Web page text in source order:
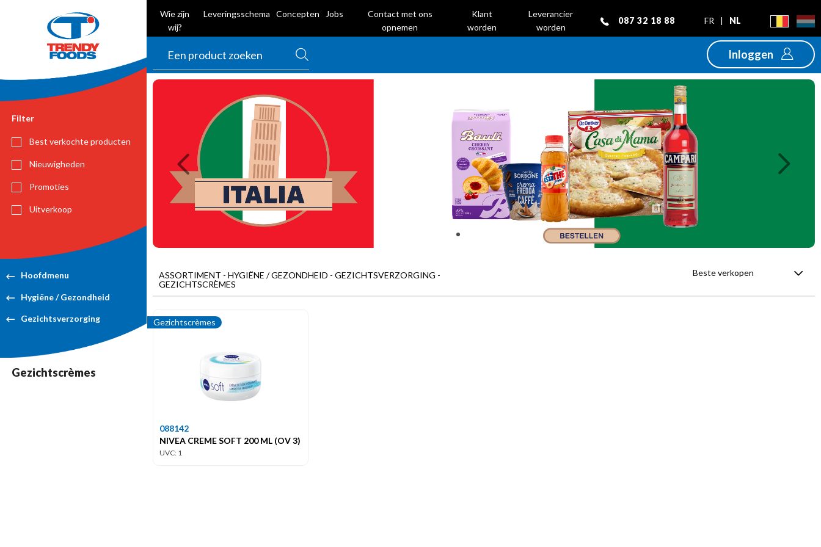
Wie zijn
wij?
Leveringsschema Concepten Jobs
Contact met ons
opnemen
Klant
worden
Leverancier
worden
087 32 18 88 FR | NL
Inloggen
Filter
Best verkochte producten
Nieuwigheden
Promoties
Uitverkoop
Hoofdmenu
Hygiëne / Gezondheid
Gezichtsverzorging
Gezichtscrèmes
ASSORTIMENT - HYGIËNE / GEZONDHEID - GEZICHTSVERZORGING -
GEZICHTSCRÈMES
Beste verkopen
Gezichtscrèmes
088142
NIVEA CREME SOFT 200 ML (OV 3)
UVC: 1